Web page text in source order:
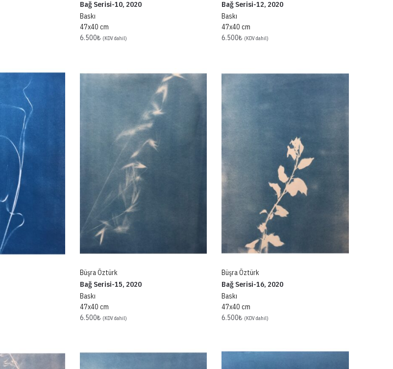
Bağ Serisi-10, 2020
Baskı
47x40 cm
6.500₺ (KDV dahil)
Bağ Serisi-12, 2020
Baskı
47x40 cm
6.500₺ (KDV dahil)
Büşra Öztürk
Bağ Serisi-15, 2020
Baskı
47x40 cm
6.500₺ (KDV dahil)
Büşra Öztürk
Bağ Serisi-16, 2020
Baskı
47x40 cm
6.500₺ (KDV dahil)